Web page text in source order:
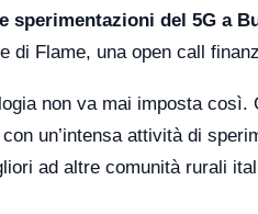
sperimentazioni del 5G a
di Flame, una open call
non va mai imposta
un’intensa attività di
ad altre comunità rurali